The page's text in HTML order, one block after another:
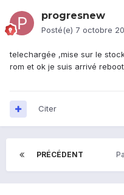
progresnew
Posté(e) 7 octobre
telechargée ,mise sur le
rom et ok je suis arrivé
Citer
PRÉCÉDENT